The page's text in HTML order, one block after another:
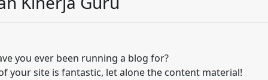
you ever been running a blog for?
your site is fantastic, let alone the content material!